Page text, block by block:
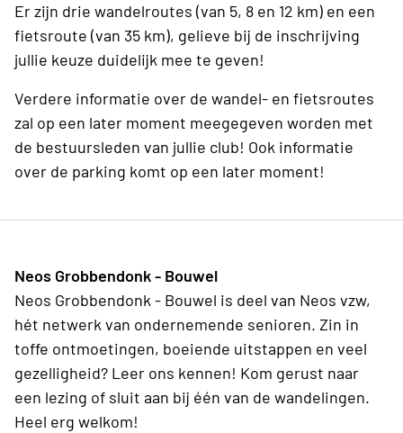
Er zijn drie wandelroutes (van 5, 8 en 12 km) en een
fietsroute (van 35 km), gelieve bij de inschrijving
jullie keuze duidelijk mee te geven!
Verdere informatie over de wandel- en fietsroutes
zal op een later moment meegegeven worden met
de bestuursleden van jullie club! Ook informatie
over de parking komt op een later moment!
Neos Grobbendonk - Bouwel
Neos Grobbendonk - Bouwel is deel van Neos vzw,
hét netwerk van ondernemende senioren. Zin in
toffe ontmoetingen, boeiende uitstappen en veel
gezelligheid? Leer ons kennen! Kom gerust naar
een lezing of sluit aan bij één van de wandelingen.
Heel erg welkom!